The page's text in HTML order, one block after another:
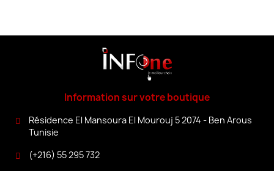
Information sur votre boutique
Résidence El Mansoura El Mourouj 5 2074 - Ben Arous
Tunisie
(+216) 55 295 732